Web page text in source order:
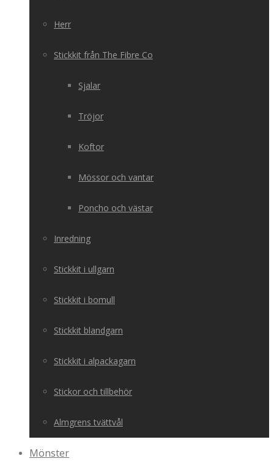
Herr
Stickkit från The Fibre Co
Sjalar
Tröjor
Koftor
Mössor och vantar
Poncho och västar
Inredning
Stickkit i ullgarn
Stickkit i bomull
Stickkit blandgarn
Stickkit i alpackagarn
Stickor och tillbehör
Almgrens tvättvål
Mönster